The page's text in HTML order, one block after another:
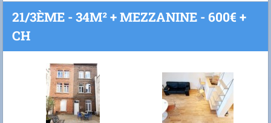
21/3ÈME - 34M² + MEZZANINE - 600€ +
CH